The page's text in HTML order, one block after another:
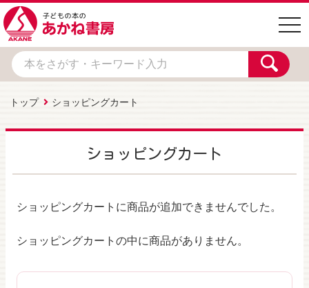
トップ ショッピングカート
ショッピングカート
ショッピングカートに商品が追加できませんでした。
ショッピングカートの中に商品がありません。